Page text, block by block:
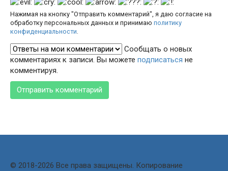
Нажимая на кнопку "Отправить комментарий", я даю согласие на
обработку персональных данных и принимаю политику
конфиденциальности.
Сообщать о новых
комментариях к записи. Вы можете подписаться не
комментируя.
© 2018-2026 Все права защищены. Копирование